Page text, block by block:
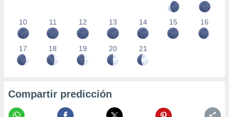
10 11 12 13 14 15 16
17 18 19 20 21
Compartir predicción